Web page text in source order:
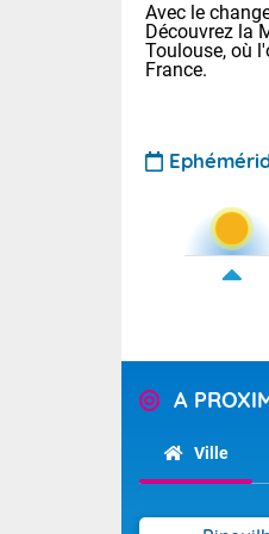
Avec le
Découvrez la
Toulouse, où
France.
A
Ville